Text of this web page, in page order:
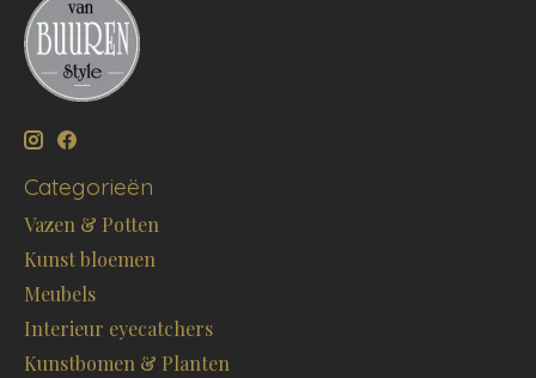
Categorieën
Vazen & Potten
Kunst bloemen
Meubels
Interieur eyecatchers
Kunstbomen & Planten